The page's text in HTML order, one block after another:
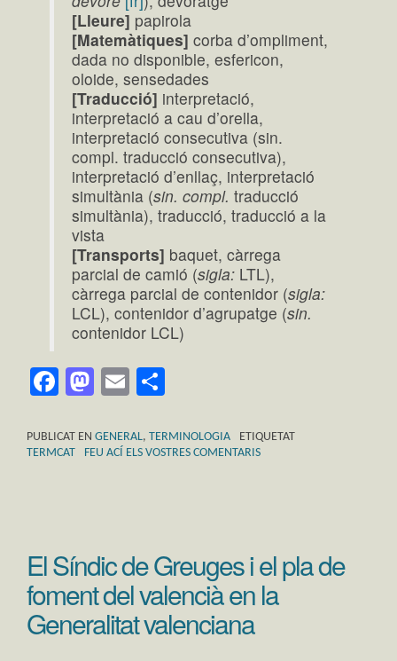
[Lleure] papirola
[Matemàtiques] corba d’ompliment,
dada no disponible, esfericon,
oloide, sensedades
[Traducció] interpretació,
interpretació a cau d’orella,
interpretació consecutiva (sin.
compl. traducció consecutiva),
interpretació d’enllaç, interpretació
simultània (sin. compl. traducció
simultània), traducció, traducció a la
vista
[Transports] baquet, càrrega
parcial de camió (sigla: LTL),
càrrega parcial de contenidor (sigla:
LCL), contenidor d’agrupatge (sin.
contenidor LCL)
Facebook
Mastodon
Email
PUBLICAT EN GENERAL, TERMINOLOGIA
ETIQUETAT
TERMCAT
FEU ACÍ ELS VOSTRES COMENTARIS
El Síndic de Greuges i el pla de
foment del valencià en la
Generalitat valenciana